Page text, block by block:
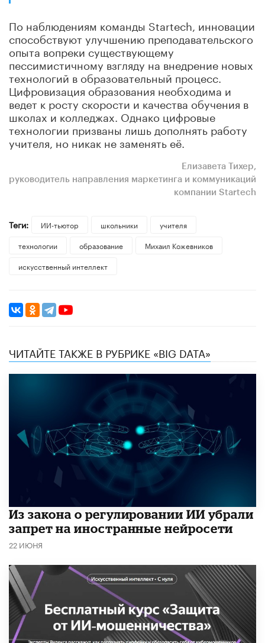
По наблюдениям команды Startech, инновации
способствуют улучшению преподавательского
опыта вопреки существующему
пессимистичному взгляду на внедрение новых
технологий в образовательный процесс.
Цифровизация образования необходима и
ведет к росту скорости и качества обучения в
школах и колледжах. Однако цифровые
технологии призваны лишь дополнять работу
учителя, но никак не заменять её.
Елизавета Тихер,
руководитель направления маркетинга и коммуникаций
компании Startech
Теги: ИИ-тьютор школьники
учителя
технологии
образование
Михаил Кожевников
искусственный интеллект
ЧИТАЙТЕ ТАКЖЕ В РУБРИКЕ «BIG DATA»
Из закона о регулировании ИИ убрали
запрет на иностранные нейросети
22 ИЮНЯ